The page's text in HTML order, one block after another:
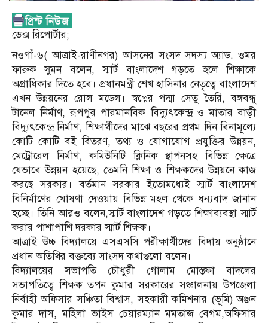
ডেক্স রি‌পোর্টার;
নওগাঁ-৬( আত্রাই-রাণীনগর) আসনের সংসদ সদস্য অ্যাড. ওমর
ফারুক সুমন বলেন, স্মার্ট বাংলাদেশ গড়তে হলে শিক্ষাকে
অগ্রাধিকার দিতে হবে। প্রধানমন্ত্রী শেখ হাসিনার নেতৃত্বে বাংলাদেশ
এখন উন্নয়নের রোল মডেল। স্বপ্নের পদ্মা সেতু তৈরি, বঙ্গবন্ধু
টানেল নির্মাণ, রূপপুর পারমানবিক বিদ্যুৎকেন্দ্র ও মাতার বাড়ী
বিদ্যুৎকেন্দ্র নির্মাণ, শিক্ষার্থীদের মাঝে বছরের প্রথম দিন বিনামূল্যে
কোটি কোটি বই বিতরণ, তথ্য ও যোগাযোগ প্রযুক্তির উন্নয়ন,
মেট্রোরেল নির্মাণ, কমিউনিটি ক্লিনিক স্থাপনসহ বিভিন্ন ক্ষেত্রে
যেভাবে উন্নয়ন হয়েছে, তেমনি শিক্ষা ও শিক্ষকদের উন্নয়নে কাজ
করছে সরকার। বর্তমান সরকার ইতোমধ্যেই স্মার্ট বাংলাদেশ
বিনির্মাণের ঘোষণা দেওয়ায় বিভিন্ন মহল থেকে ধন্যবাদ জানান
হচ্ছে। তিনি আরও বলেন,স্মার্ট বাংলাদেশ গড়তে শিক্ষাব্যবস্থা স্মার্ট
করার পাশাপাশি দরকার স্মার্ট শিক্ষক।
আত্রাই উচ্চ বিদ্যালয়ে এসএসসি পরীক্ষার্থীদের বিদায় অনুষ্ঠানে
প্রধান অতিথির বক্তব্যে সাংসদ কথাগুলো বলেন।
বিদ্যালয়ের সভাপতি চৌধুরী গোলাম মোস্তফা বাদলের
সভাপতিত্বে শিক্ষক তপন কুমার সরকারের সঞ্চালনায় উপজেলা
নির্বাহী অফিসার সঞ্চিতা বিশ্বাস, সহকারী কমিশনার (ভূমি) অঞ্জন
কুমার দাস, মহিলা ভাইস চেয়ারম্যান মমতাজ বেগম,অফিসার